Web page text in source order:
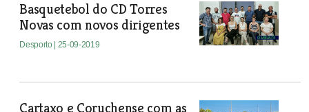
Basquetebol do CD Torres
Novas com novos dirigentes
Desporto | 25-09-2019
Cartaxo e Coruchense com as